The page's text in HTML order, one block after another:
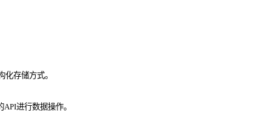
存储方式。
进行数据操作。